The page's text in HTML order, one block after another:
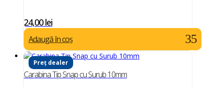
24,00lei
Adaugă în coș
Preț dealer
Carabina Tip Snap cu Surub 10mm